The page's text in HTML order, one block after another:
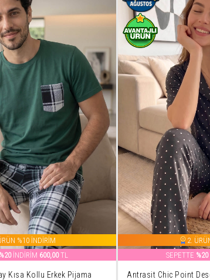
%10 İNDİRİM
%20İNDİRİM 600,00TL
Kısa Kollu Erkek Pijama
2.
SEPETTE %20
Antrasit Chic Point